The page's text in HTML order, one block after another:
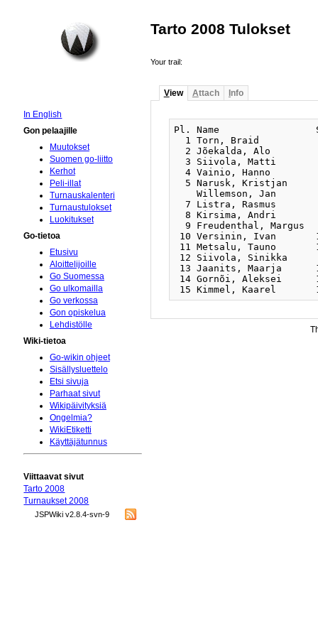
Tarto 2008 Tulokset
Your trail:
View Attach Info
Pl. Name
1 Torn, Braid
2 Jõekalda, Alo
3 Siivola, Matti
4 Vainio, Hanno
5 Narusk, Kristjan
Willemson, Jan
7 Listra, Rasmus
8 Kirsima, Andri
9 Freudenthal, Margus
10 Versinin, Ivan
11 Metsalu, Tauno
12 Siivola, Sinikka
13 Jaanits, Maarja
14 Gornõi, Aleksei
In English
Gon pelaajille
Muutokset
Suomen go-liitto
Kerhot
Peli-illat
Turnauskalenteri
Turnaustulokset
Luokitukset
Go-tietoa
Etusivu
Aloittelijoille
Go Suomessa
Go ulkomailla
Go verkossa
Gon opiskelua
Lehdistölle
Wiki-tietoa
Go-wikin ohjeet
Sisällysluettelo
Etsi sivuja
Parhaat sivut
Wikipäivityksiä
Ongelmia?
WikiEtiketti
Käyttäjätunnus
Viittaavat sivut
Tarto 2008
Turnaukset 2008
JSPWiki v2.8.4-svn-9